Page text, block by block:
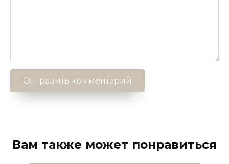
Вам также может понравиться